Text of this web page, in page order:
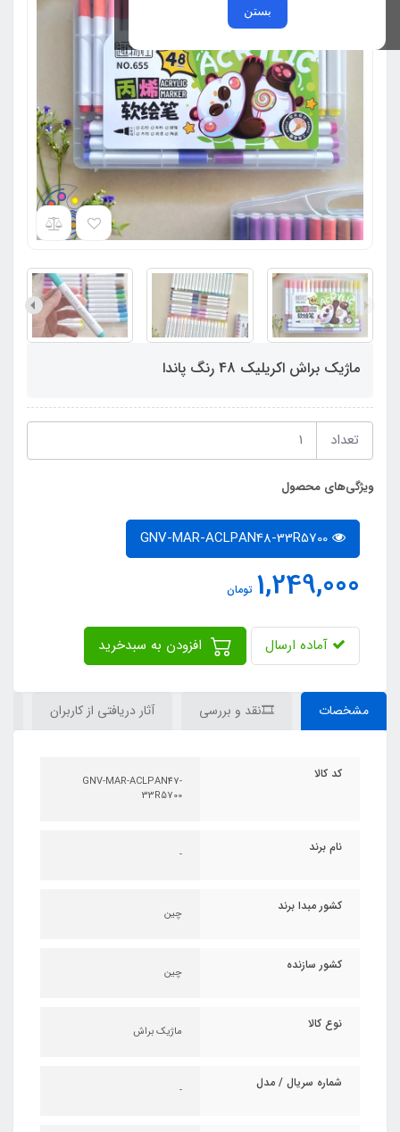
بستن
ماژیک براش اکریلیک 48 رنگ پاندا
تعداد
ویژگی‌های محصول
1,249,000 تومان
آماده ارسال
مشخصات 🎞نقد و بررسی آثار دریافتی از کاربران
کد کالا
GNV-MAR-ACLPAN47-
33R5700
نام برند -
کشور مبدا برند چین
کشور سازنده چین
نوع کالا ماژیک براش
شماره سریال / مدل -